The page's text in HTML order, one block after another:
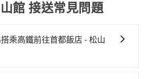
館 接送常見問題
乘高鐵前往首都飯店 - 松山